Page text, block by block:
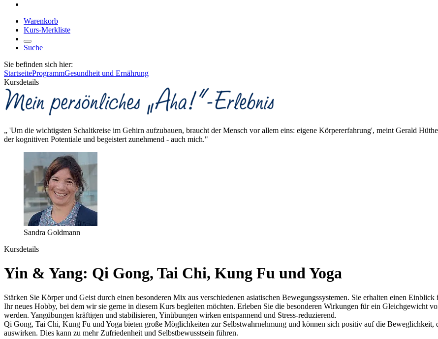
Warenkorb
Kurs-Merkliste
Suche
Sie befinden sich hier:
StartseiteProgrammGesundheit und Ernährung
Kursdetails
„ 'Um die wichtigsten Schaltkreise im Gehirn aufzubauen, braucht der Mensch vor allem eins: eigene Körpererfahrung', meint Gerald
der kognitiven Potentiale und begeistert zunehmend - auch mich."
Sandra Goldmann
Kursdetails
Yin & Yang: Qi Gong, Tai Chi, Kung Fu und Yoga
Stärken Sie Körper und Geist durch einen besonderen Mix aus verschiedenen asiatischen Bewegungssystemen. Sie erhalten einen
Ihr neues Hobby, bei dem wir sie gerne in diesem Kurs begleiten möchten. Erleben Sie die besonderen Wirkungen für ein Gleichgewicht
werden. Yangübungen kräftigen und stabilisieren, Yinübungen wirken entspannend und Stress-reduzierend.
Qi Gong, Tai Chi, Kung Fu und Yoga bieten große Möglichkeiten zur Selbstwahrnehmung und können sich positiv auf die
auswirken. Dies kann zu mehr Zufriedenheit und Selbstbewusstsein führen.